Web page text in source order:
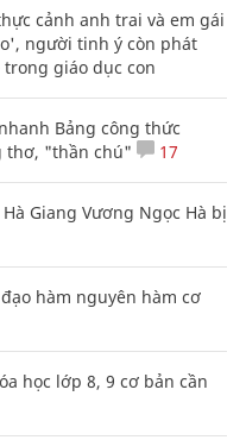
cảnh anh trai và em gái
người tinh ý còn phát
giáo dục con
Bảng công thức
thơ, "thần chú"
17
Giang Vương Ngọc Hà bị
hàm nguyên hàm cơ
học lớp 8, 9 cơ bản cần